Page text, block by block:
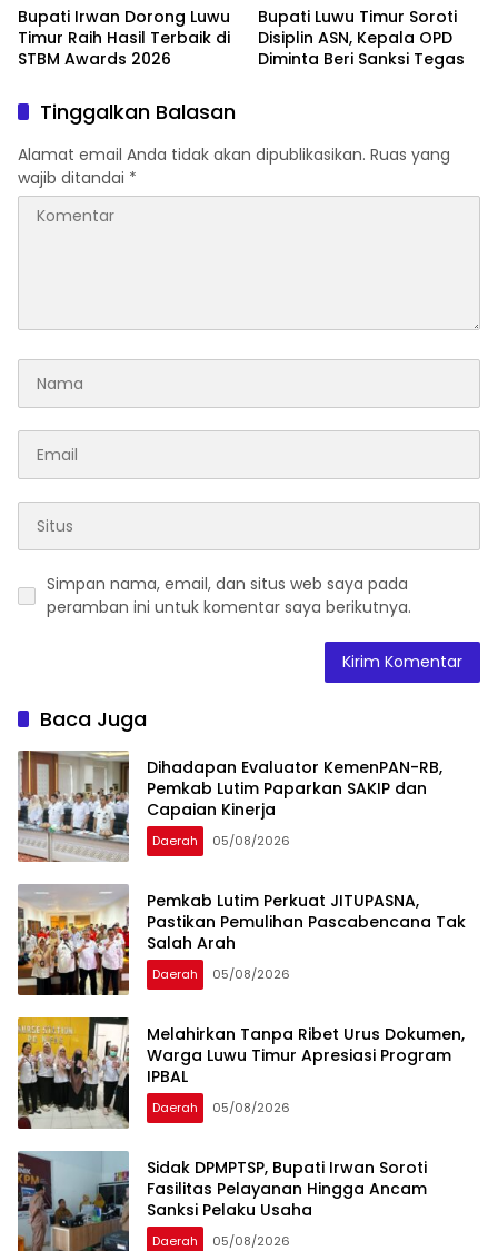
Bupati Irwan Dorong Luwu
Timur Raih Hasil Terbaik di
STBM Awards 2026
Bupati Luwu Timur Soroti
Disiplin ASN, Kepala OPD
Diminta Beri Sanksi Tegas ‎ ‎
Tinggalkan Balasan
Alamat email Anda tidak akan dipublikasikan. Ruas yang
wajib ditandai *
Simpan nama, email, dan situs web saya pada
peramban ini untuk komentar saya berikutnya.
Baca Juga
Dihadapan Evaluator KemenPAN-RB,
Pemkab Lutim Paparkan SAKIP dan
Capaian Kinerja
Daerah 05/08/2026
Pemkab Lutim Perkuat JITUPASNA,
Pastikan Pemulihan Pascabencana Tak
Salah Arah
Daerah 05/08/2026
Melahirkan Tanpa Ribet Urus Dokumen,
Warga Luwu Timur Apresiasi Program
IPBAL
Daerah 05/08/2026
Sidak DPMPTSP, Bupati Irwan Soroti
Fasilitas Pelayanan Hingga Ancam
Sanksi Pelaku Usaha
Daerah 05/08/2026